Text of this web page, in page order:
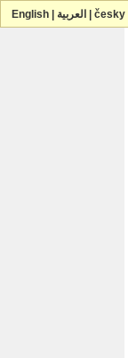
English| العربية česky|